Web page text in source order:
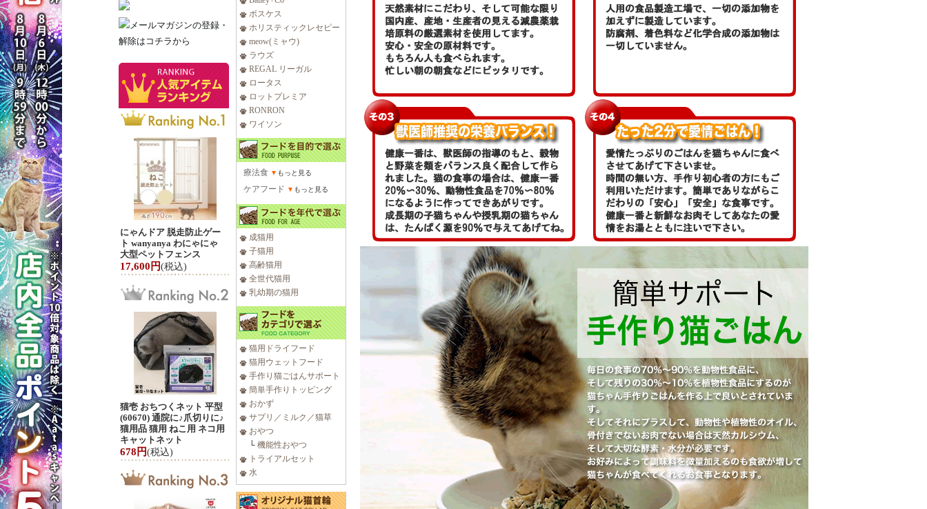
にゃんドア 脱走防止ゲー
ト wanyanya わにゃにゃ
大型ペットフェンス
17,600円(税込)
猫壱 おちつくネット 平型
(60670) 通院に♪爪切りに♪
猫用品 猫用 ねこ用 ネコ用
キャットネット
678円(税込)
ボスケス
ホリスティックレセピー
meow(ミャウ)
ラウズ
REGAL リーガル
ロータス
ロットプレミア
RONRON
ワイソン
療法食 ▼ もっと見る
ケアフード ▼ もっと見る
成猫用
子猫用
高齢猫用
全世代猫用
乳幼期の猫用
猫用ドライフード
猫用ウェットフード
手作り猫ごはんサポート
簡単手作りトッピング
おかず
サプリ／ミルク／猫草
おやつ
└ 機能性おやつ
トライアルセット
水